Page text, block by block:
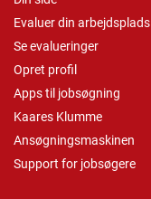
Evaluer din arbejdsplads
Se evalueringer
Opret profil
Apps til jobsøgning
Kaares Klumme
Ansøgningsmaskinen
Support for jobsøgere